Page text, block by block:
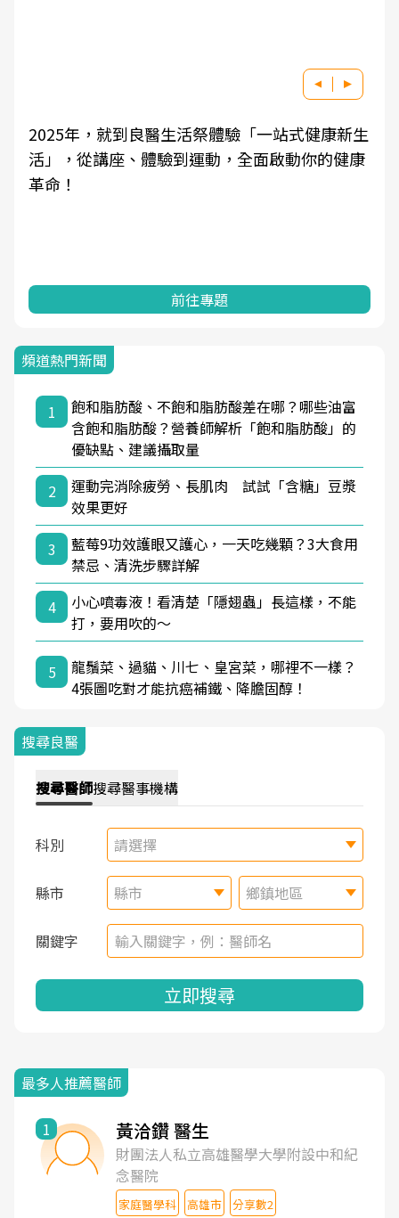
2025年，就到良醫生活祭體驗「一站式健康新生
活」，從講座、體驗到運動，全面啟動你的健康
革命！
前往專題
頻道熱門新聞
1
飽和脂肪酸、不飽和脂肪酸差在哪？哪些油富
含飽和脂肪酸？營養師解析「飽和脂肪酸」的
優缺點、建議攝取量
2
運動完消除疲勞、長肌肉 試試「含糖」豆漿
效果更好
3
藍莓9功效護眼又護心，一天吃幾顆？3大食用
禁忌、清洗步驟詳解
4
小心噴毒液！看清楚「隱翅蟲」長這樣，不能
打，要用吹的～
5
龍鬚菜、過貓、川七、皇宮菜，哪裡不一樣？
4張圖吃對才能抗癌補鐵、降膽固醇！
搜尋良醫
搜尋醫師搜尋醫事機構
科別 請選擇
縣市 縣市 鄉鎮地區
關鍵字
立即搜尋
最多人推薦醫師
1 黃洽鑽 醫生
財團法人私立高雄醫學大學附設中和紀
念醫院
家庭醫學科 高雄市 分享數2